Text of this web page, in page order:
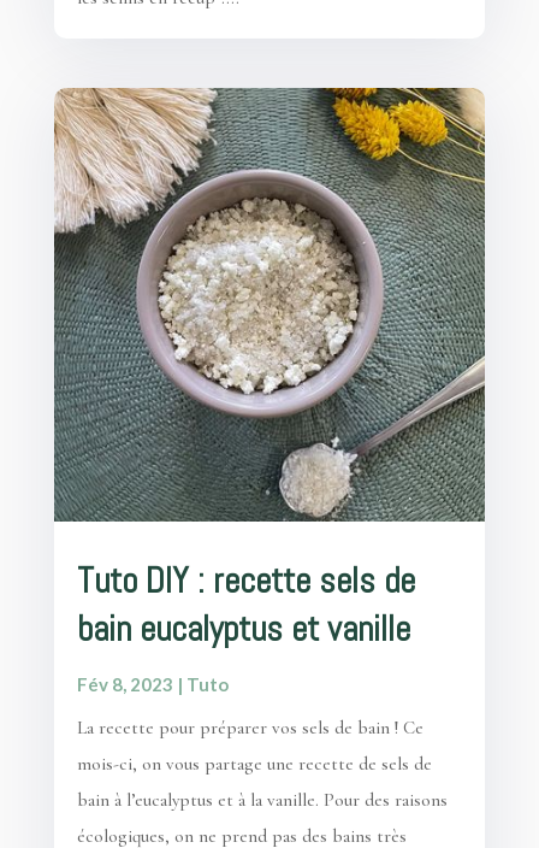
Tuto DIY : recette sels de
bain eucalyptus et vanille
Fév 8, 2023 | Tuto
La recette pour préparer vos sels de bain ! Ce
mois-ci, on vous partage une recette de sels de
bain à l’eucalyptus et à la vanille. Pour des raisons
écologiques, on ne prend pas des bains très